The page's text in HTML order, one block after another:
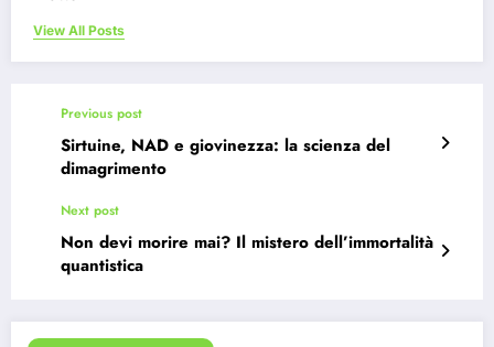
View All Posts
Previous post
Sirtuine, NAD e giovinezza: la scienza del
dimagrimento
Next post
Non devi morire mai? Il mistero dell’immortalità
quantistica